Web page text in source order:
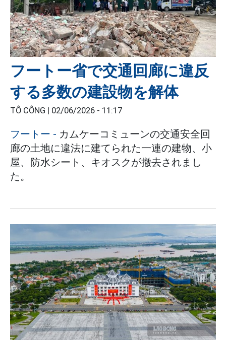
フートー省で交通回廊に違反
する多数の建設物を解体
TÔ CÔNG | 02/06/2026 - 11:17
フートー - カムケーコミューンの交通安全回
廊の土地に違法に建てられた一連の建物、小
屋、防水シート、キオスクが撤去されまし
た。